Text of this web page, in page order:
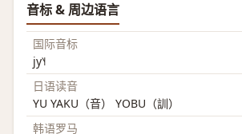
音标 & 周边语言
国际音标
jy˥˧
日语读音
YU YAKU（音） YOBU（訓）
韩语罗马